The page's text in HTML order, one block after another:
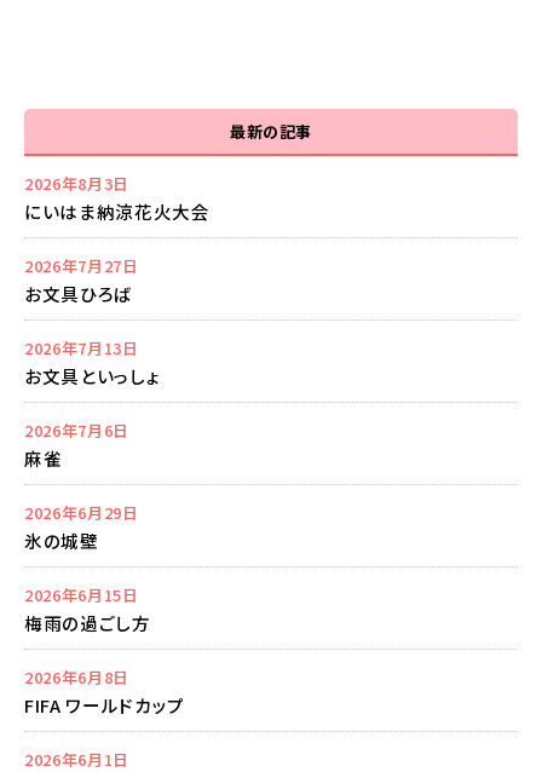
最新の記事
2026年8月3日
にいはま納涼花火大会
2026年7月27日
お文具ひろば
2026年7月13日
お文具といっしょ
2026年7月6日
麻雀
2026年6月29日
氷の城壁
2026年6月15日
梅雨の過ごし方
2026年6月8日
FIFA ワールドカップ
2026年6月1日